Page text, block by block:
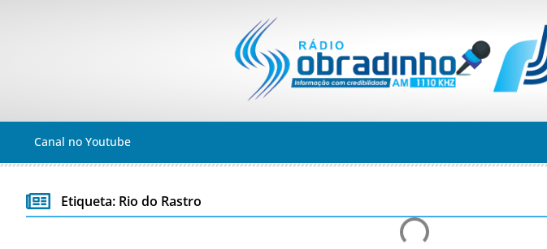
Canal no Youtube
Etiqueta: Rio do Rastro